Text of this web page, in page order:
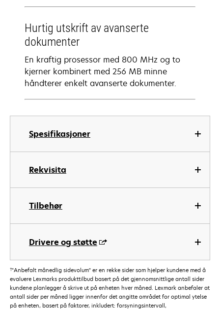
Spesifikasjoner
Rekvisita
Tilbehør
Drivere og støtte
Hurtig utskrift av avanserte
dokumenter
En kraftig prosessor med 800 MHz og to
kjerner kombinert med 256 MB minne
håndterer enkelt avanserte dokumenter.
†"Anbefalt månedlig sidevolum" er en rekke sider som hjelper kundene med å
evaluere Lexmarks produkttilbud basert på det gjennomsnittlige antall sider
kundene planlegger å skrive ut på enheten hver måned. Lexmark anbefaler at
antall sider per måned ligger innenfor det angitte området for optimal ytelse
på enheten, basert på faktorer, inkludert: forsyningsintervall,